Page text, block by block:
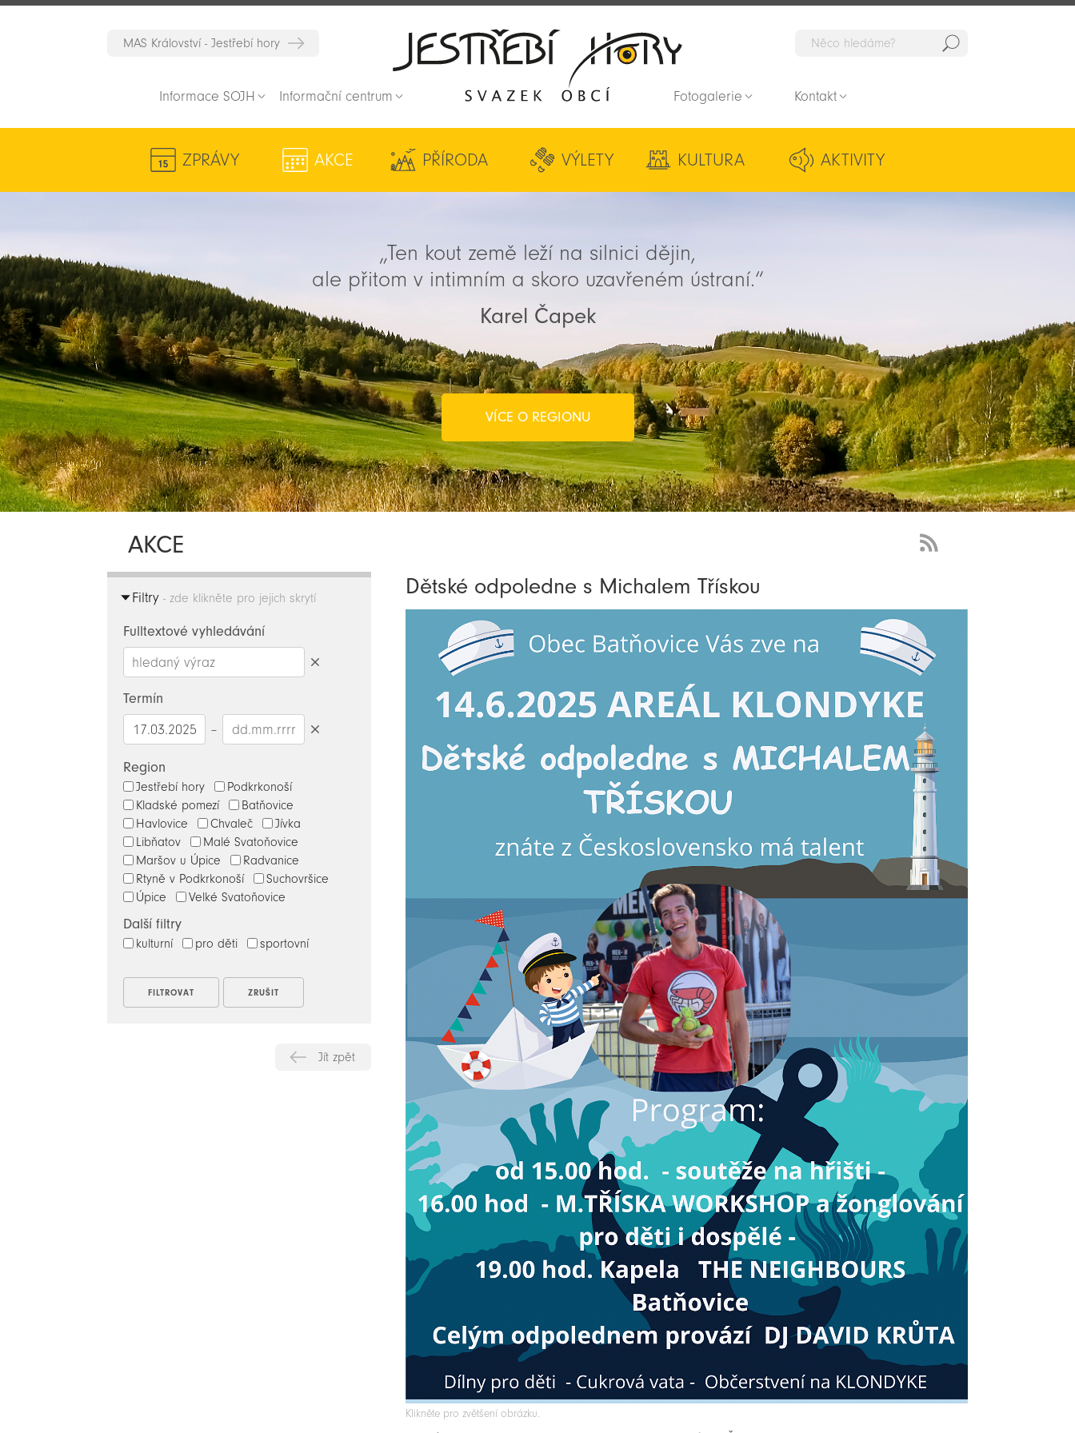
MAS Království - Jestřebí hory
Informace SOJH Informační centrum Fotogalerie Kontakt
ZPRÁVY AKCE PŘÍRODA VÝLETY KULTURA AKTIVITY
„Ten kout země leží na silnici dějin,
ale přitom v intimním a skoro uzavřeném ústraní.“
Karel Čapek
VÍCE O REGIONU
AKCE
Filtry - zde klikněte pro jejich skrytí
Fulltextové vyhledávání
Termín
–
Region
Jestřebí hory
Podkrkonoší
Kladské pomezí
Batňovice
Havlovice
Chvaleč
Jívka
Libňatov
Malé Svatoňovice
Maršov u Úpice
Radvanice
Rtyně v Podkrkonoší
Suchovršice
Úpice
Velké Svatoňovice
Další filtry
kulturní pro děti sportovní
Jít zpět
Dětské odpoledne s Michalem Třískou
Klikněte pro zvětšení obrázku.